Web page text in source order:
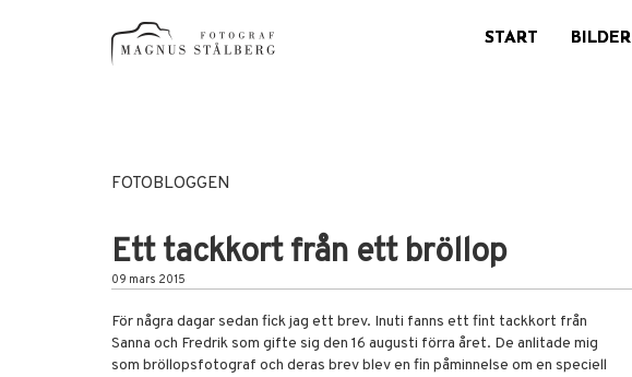
START BILDER
FOTOBLOGGEN
Ett tackkort från ett bröllop
09 mars 2015
För några dagar sedan fick jag ett brev. Inuti fanns ett fint tackkort från
Sanna och Fredrik som gifte sig den 16 augusti förra året. De anlitade mig
som bröllopsfotograf och deras brev blev en fin påminnelse om en speciell